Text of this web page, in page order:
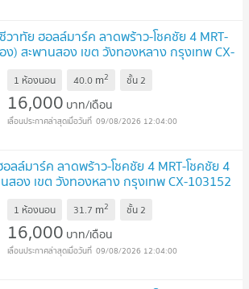
วาทัย ฮอลล์มาร์ค ลาดพร้าว-โชคชัย 4 MRT-
ง) สะพานสอง เขต วังทองหลาง กรุงเทพ CX-
ตอบทันที ทีมงานมือ
UPDATE !
1 ห้องนอน 40.0 m2 ชั้น2
16,000 บาท/เดือน
09/08/2026 12:04:00
ลล์มาร์ค ลาดพร้าว-โชคชัย 4 MRT-โชคชัย 4
สอง เขต วังทองหลาง กรุงเทพ CX-103152
ตอบทันที ทีมงานมืออาชีพ
1 ห้องนอน 31.7 m2 ชั้น2
16,000 บาท/เดือน
09/08/2026 12:04:00